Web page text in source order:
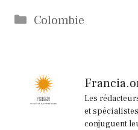
Catégories
Colombie
Les
et
conjuguent